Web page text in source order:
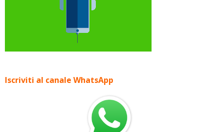
Iscriviti al canale WhatsApp